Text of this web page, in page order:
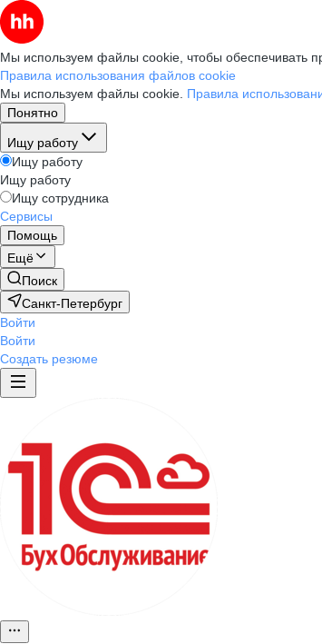
Мы используем файлы cookie, чтобы обеспечивать
Правила использования файлов cookie
Мы используем файлы cookie. Правила
Понятно
Ищу работу
Ищу работу
Ищу работу
Ищу сотрудника
Сервисы
Помощь
Ещё
Поиск
Санкт-Петербург
Войти
Войти
Создать резюме